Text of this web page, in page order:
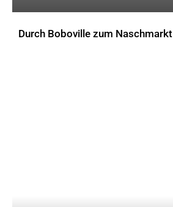
Durch Boboville zum Naschmarkt